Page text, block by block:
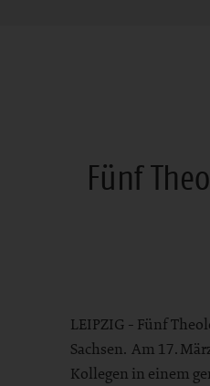
Fünf
LEIPZIG - Fünf
Sachsen. Am 17.
Kollegen in einem